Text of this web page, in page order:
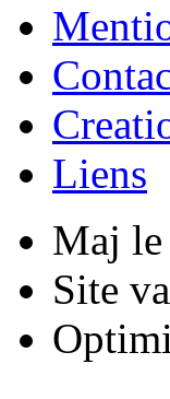
Liens
Maj le
Site